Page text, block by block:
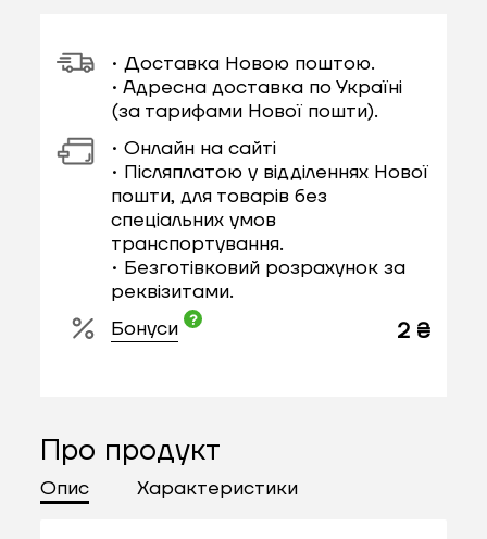
• Доставка Новою поштою.
• Адресна доставка по Україні
(за тарифами Нової пошти).
• Онлайн на сайті
• Післяплатою у відділеннях Нової
пошти, для товарів без
спеціальних умов
транспортування.
• Безготівковий розрахунок за
реквізитами.
Бонуси
2 ₴
Про продукт
Опис Характеристики